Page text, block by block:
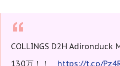
COLLINGS D2H Adironduck
130万！！ https://t.co/